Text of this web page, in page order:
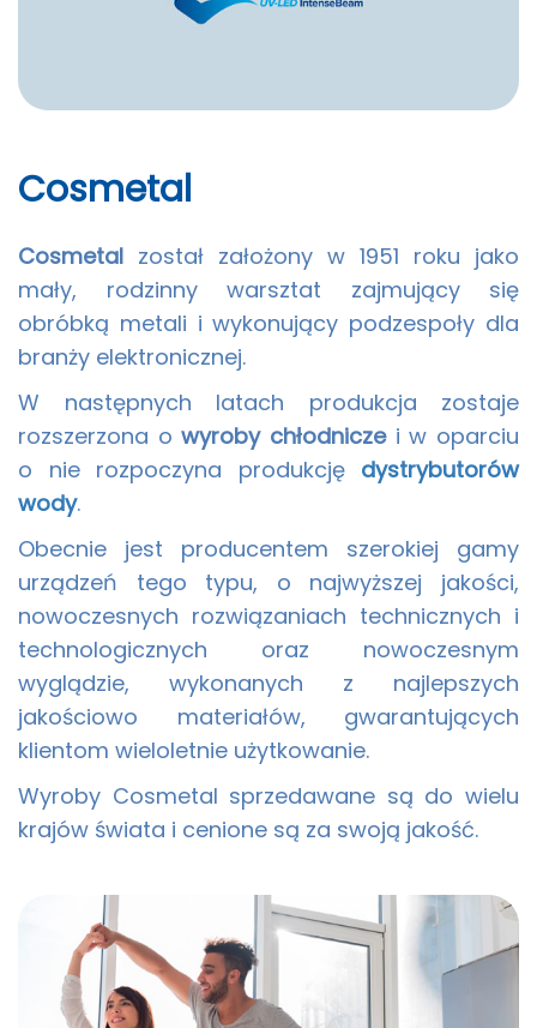
Cosmetal
Cosmetal został założony w 1951 roku jako
mały, rodzinny warsztat zajmujący się
obróbką metali i wykonujący podzespoły dla
branży elektronicznej.
W następnych latach produkcja zostaje
rozszerzona owyroby chłodniczei w oparciu
o nie rozpoczyna produkcję dystrybutorów
wody.
Obecnie jest producentem szerokiej gamy
urządzeń tego typu, o najwyższej jakości,
nowoczesnych rozwiązaniach technicznych i
technologicznych oraz nowoczesnym
wyglądzie, wykonanych z najlepszych
jakościowo materiałów, gwarantujących
klientom wieloletnie użytkowanie.
Wyroby Cosmetal sprzedawane są do wielu
krajów świata i cenione są za swoją jakość.